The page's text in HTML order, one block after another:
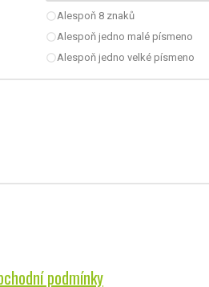
radio_button_uncheckedAlespoň 8 znaků
radio_button_uncheckedAlespoň jedno malé písmeno
radio_button_uncheckedAlespoň jedno velké písmeno
podmínky